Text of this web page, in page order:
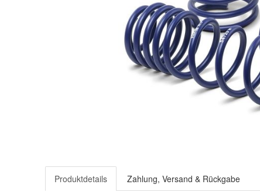
Produktdetails Zahlung, Versand & Rückgabe